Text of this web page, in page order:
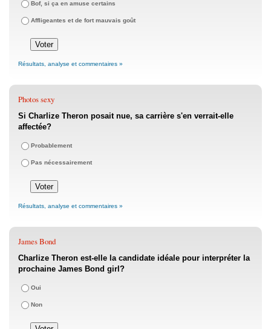
Bof, si ça en amuse certains
Affligeantes et de fort mauvais goût
Résultats, analyse et commentaires »
Photos sexy
Si Charlize Theron posait nue, sa carrière s'en verrait-elle
affectée?
Probablement
Pas nécessairement
Résultats, analyse et commentaires »
James Bond
Charlize Theron est-elle la candidate idéale pour interpréter la
prochaine James Bond girl?
Oui
Non